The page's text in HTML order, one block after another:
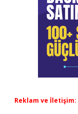
Reklam ve İletişim: